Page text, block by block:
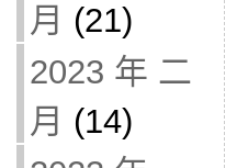
月 (21)
2023 年 二
月 (14)